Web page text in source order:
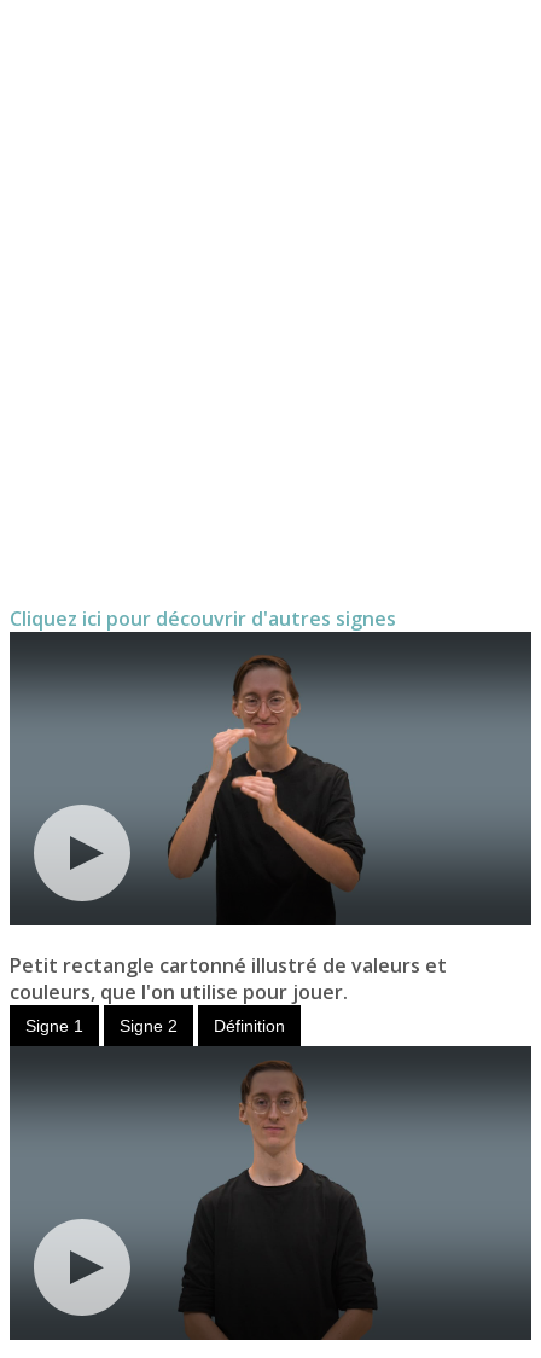
Cliquez ici pour découvrir d'autres signes
Petit rectangle cartonné illustré de valeurs et
couleurs, que l'on utilise pour jouer.
Signe 1 Signe 2 Définition